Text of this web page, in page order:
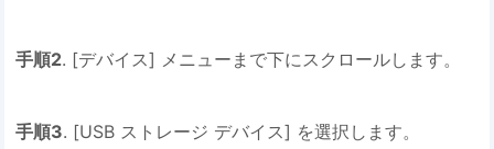
手順2. [デバイス] メニューまで下にスクロールします。
手順3. [USB ストレージ デバイス] を選択します。